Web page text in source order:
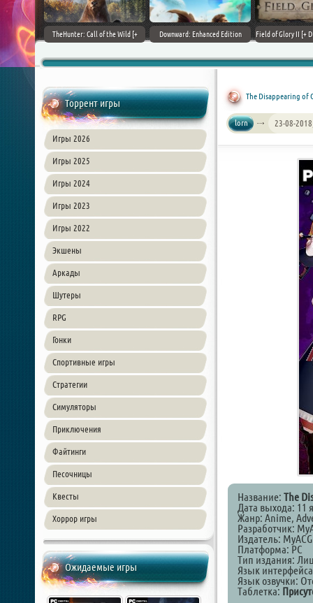
(2017)
TheHunter: Call of the Wild [+
Downward: Enhanced Edition
Field of Glory II [+
Торрент игры
Игры 2026
Игры 2025
Игры 2024
Игры 2023
Игры 2022
Экшены
Аркады
Шутеры
RPG
Гонки
Спортивные игры
Стратегии
Симуляторы
Приключения
Файтинги
Песочницы
Квесты
Хоррор игры
Ожидаемые игры
The Disappearing of
lorn 23-08-
Название: The
Дата выхода: 11
Жанр: Anime,
Разработчик:
Издатель:
Платформа: PC
Тип издания:
Язык
Язык озвучки:
Таблетка: